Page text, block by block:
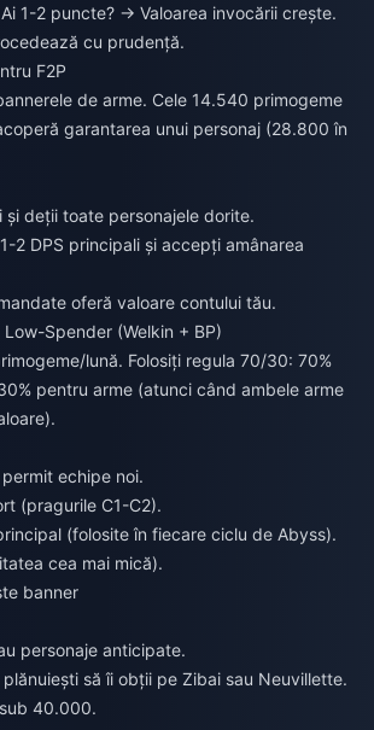
Ai 1-2 puncte? → Valoarea invocării crește.
cu prudență.
F2P
de arme. Cele 14.540 primogeme
garantarea unui personaj (28.800 în
deții toate personajele dorite.
2 DPS principali și accepți amânarea
oferă valoare contului tău.
Spender (Welkin + BP)
lună. Folosiți regula 70/30: 70%
pentru arme (atunci când ambele arme
echipe noi.
(pragurile C1-C2).
(folosite în fiecare ciclu de Abyss).
cea mai mică).
banner
personaje anticipate.
să îi obții pe Zibai sau Neuvillette.
40.000.